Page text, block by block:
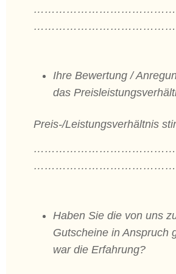
Ihre Bewertung /
das
Preis-/Leistungsverhältnis
Haben Sie die von uns
Gutscheine in Anspruch
war die Erfahrung?